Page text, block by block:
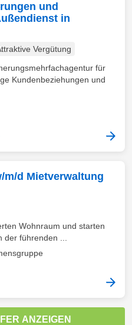
und
in
Vergütung
für
Kundenbeziehungen und
m/d Mietverwaltung
Wohnraum und starten
führenden ...
ANZEIGEN